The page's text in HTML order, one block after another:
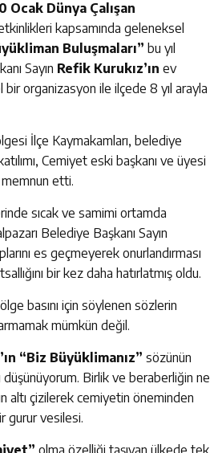
Ocak Dünya Çalışan
kapsamında geleneksel
Buluşmaları” bu yıl
Sayın Refik Kurukız’ın ev
organizasyon ile ilçede 8 yıl arayla
İlçe Kaymakamları, belediye
Cemiyet eski başkanı ve üyesi
etti.
sıcak ve samimi ortamda
Belediye Başkanı Sayın
es geçmeyerek onurlandırması
bir kez daha hatırlatmış oldu.
basını için söylenen sözlerin
mümkün değil.
“Biz Büyüklimanız” sözünün
düşünüyorum. Birlik ve beraberliğin ne
altı çizilerek cemiyetin öneminden
gurur vesilesi.
olma özelliği taşıyan ülkede tek